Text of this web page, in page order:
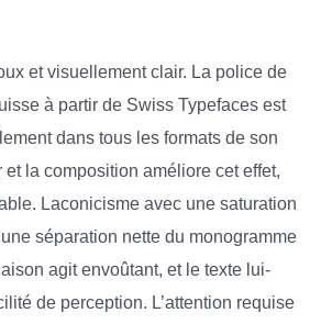
et visuellement clair. La police de
à partir de Swiss Typefaces est
dans tous les formats de son
et la composition améliore cet effet,
Laconicisme avec une saturation
séparation nette du monogramme
agit envoûtant, et le texte lui-
de perception. L’attention requise